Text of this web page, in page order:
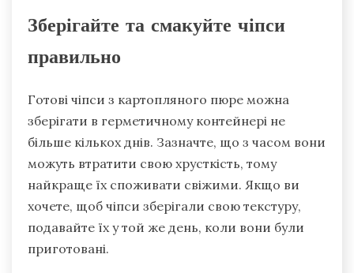
Зберігайте та смакуйте чіпси
правильно
Готові чіпси з картопляного пюре можна
зберігати в герметичному контейнері не
більше кількох днів. Зазначте, що з часом вони
можуть втратити свою хрусткість, тому
найкраще їх споживати свіжими. Якщо ви
хочете, щоб чіпси зберігали свою текстуру,
подавайте їх у той же день, коли вони були
приготовані.